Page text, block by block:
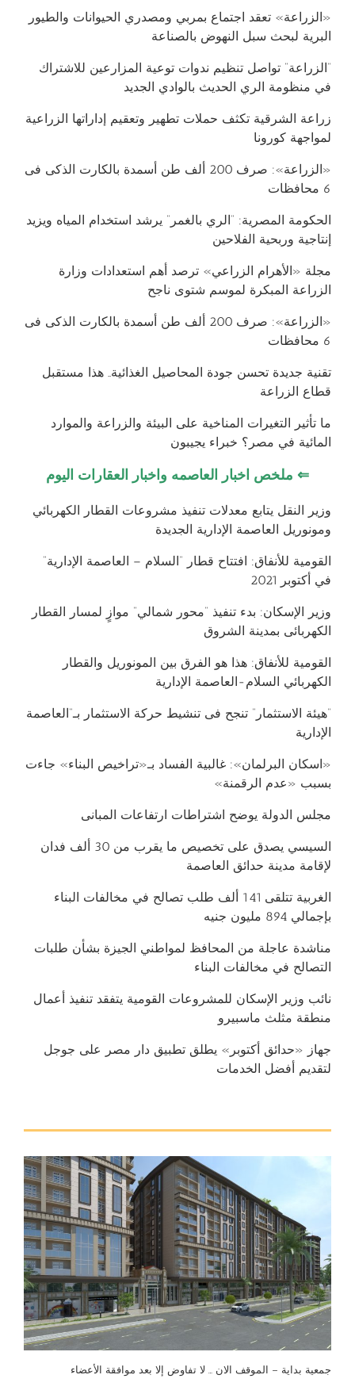
«الزراعة» تعقد اجتماع بمربي ومصدري الحيوانات والطيور
البرية لبحث سبل النهوض بالصناعة
“الزراعة” تواصل تنظيم ندوات توعية المزارعين للاشتراك
في منظومة الري الحديث بالوادي الجديد
زراعة الشرقية تكثف حملات تطهير وتعقيم إداراتها الزراعية
لمواجهة كورونا
«الزراعة»: صرف 200 ألف طن أسمدة بالكارت الذكى فى
6 محافظات
الحكومة المصرية: “الري بالغمر” يرشد استخدام المياه ويزيد
إنتاجية وربحية الفلاحين
مجلة «الأهرام الزراعي» ترصد أهم استعدادات وزارة
الزراعة المبكرة لموسم شتوى ناجح
«الزراعة»: صرف 200 ألف طن أسمدة بالكارت الذكى فى
6 محافظات
تقنية جديدة تحسن جودة المحاصيل الغذائية.. هذا مستقبل
قطاع الزراعة
ما تأثير التغيرات المناخية على البيئة والزراعة والموارد
المائية في مصر؟ خبراء يجيبون
⇐ ملخص اخبار العاصمه واخبار العقارات اليوم
وزير النقل يتابع معدلات تنفيذ مشروعات القطار الكهربائي
ومونوريل العاصمة الإدارية الجديدة
القومية للأنفاق: افتتاح قطار “السلام – العاصمة الإدارية”
في أكتوبر 2021
وزير الإسكان: بدء تنفيذ “محور شمالي” موازٍ لمسار القطار
الكهربائى بمدينة الشروق
القومية للأنفاق: هذا هو الفرق بين المونوريل والقطار
الكهربائي السلام-العاصمة الإدارية
“هيئة الاستثمار” تنجح فى تنشيط حركة الاستثمار بـ”العاصمة
الإدارية
«اسكان البرلمان»: غالبية الفساد بـ«تراخيص البناء» جاءت
بسبب «عدم الرقمنة»
مجلس الدولة يوضح اشتراطات ارتفاعات المبانى
السيسي يصدق على تخصيص ما يقرب من 30 ألف فدان
لإقامة مدينة حدائق العاصمة
الغربية تتلقى 141 ألف طلب تصالح في مخالفات البناء
بإجمالي 894 مليون جنيه
مناشدة عاجلة من المحافظ لمواطني الجيزة بشأن طلبات
التصالح في مخالفات البناء
نائب وزير الإسكان للمشروعات القومية يتفقد تنفيذ أعمال
منطقة مثلث ماسبيرو
جهاز «حدائق أكتوبر» يطلق تطبيق دار مصر على جوجل
لتقديم أفضل الخدمات
جمعية بداية – الموقف الان … لا تفاوض إلا بعد موافقة الأعضاء